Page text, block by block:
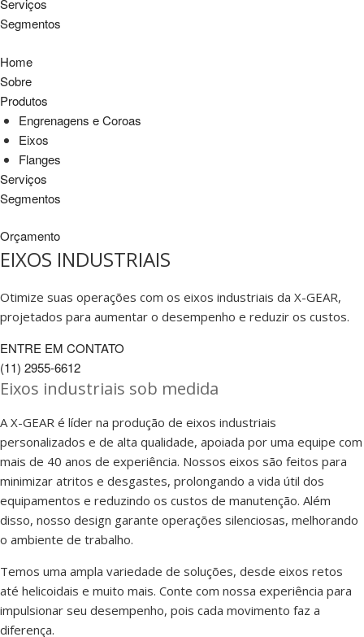
Serviços
Segmentos
Home
Sobre
Produtos
Engrenagens e Coroas
Eixos
Flanges
Serviços
Segmentos
Orçamento
EIXOS INDUSTRIAIS
Otimize suas operações com os eixos industriais da X-GEAR,
projetados para aumentar o desempenho e reduzir os custos.
ENTRE EM CONTATO
(11) 2955-6612
Eixos industriais sob medida
A X-GEAR é líder na produção de eixos industriais
personalizados e de alta qualidade, apoiada por uma equipe com
mais de 40 anos de experiência. Nossos eixos são feitos para
minimizar atritos e desgastes, prolongando a vida útil dos
equipamentos e reduzindo os custos de manutenção. Além
disso, nosso design garante operações silenciosas, melhorando
o ambiente de trabalho.
Temos uma ampla variedade de soluções, desde eixos retos
até helicoidais e muito mais. Conte com nossa experiência para
impulsionar seu desempenho, pois cada movimento faz a
diferença.